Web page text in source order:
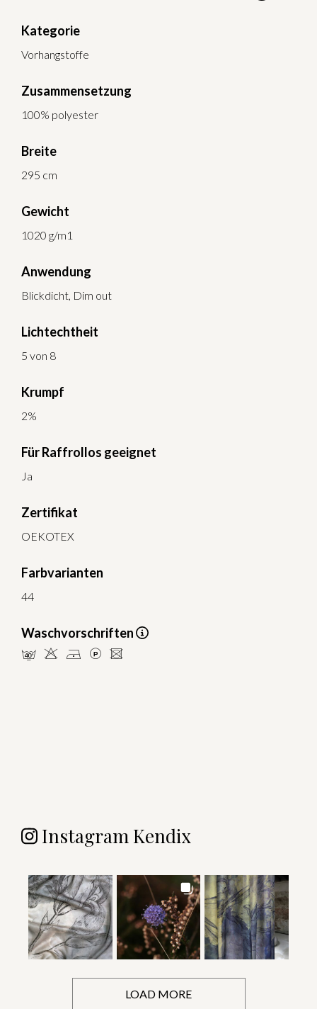
Kategorie
Vorhangstoffe
Zusammensetzung
100% polyester
Breite
295 cm
Gewicht
1020 g/m1
Anwendung
Blickdicht, Dim out
Lichtechtheit
5 von 8
Krumpf
2%
Für Raffrollos geeignet
Ja
Zertifikat
OEKOTEX
Farbvarianten
44
Waschvorschriften
nHDLU
Instagram Kendix
LOAD MORE